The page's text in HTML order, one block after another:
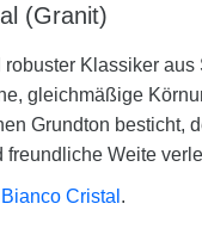
(Granit)
Klassiker aus
gleichmäßige
Grundton besticht,
freundliche Weite
Bianco Cristal .